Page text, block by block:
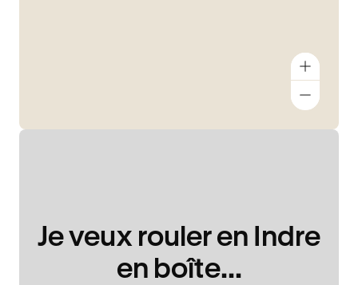
Je veux rouler en Indre
en boîte...